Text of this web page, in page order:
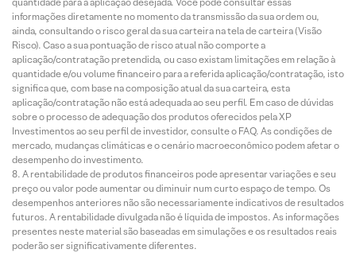
informações diretamente no momento da transmissão da sua ordem ou,
ainda, consultando o risco geral da sua carteira na tela de carteira (Visão
Risco). Caso a sua pontuação de risco atual não comporte a
aplicação/contratação pretendida, ou caso existam limitações em relação à
quantidade e/ou volume financeiro para a referida aplicação/contratação, isto
significa que, com base na composição atual da sua carteira, esta
aplicação/contratação não está adequada ao seu perfil. Em caso de dúvidas
sobre o processo de adequação dos produtos oferecidos pela XP
Investimentos ao seu perfil de investidor, consulte o FAQ. As condições de
mercado, mudanças climáticas e o cenário macroeconômico podem afetar o
desempenho do investimento.
A rentabilidade de produtos financeiros pode apresentar variações e seu
preço ou valor pode aumentar ou diminuir num curto espaço de tempo. Os
desempenhos anteriores não são necessariamente indicativos de resultados
futuros. A rentabilidade divulgada não é líquida de impostos. As informações
presentes neste material são baseadas em simulações e os resultados reais
poderão ser significativamente diferentes.